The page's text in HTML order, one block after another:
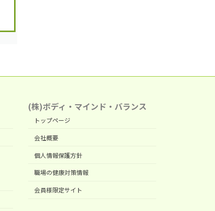
(株)ボディ・マインド・バランス
トップページ
会社概要
個人情報保護方針
職場の健康対策情報
会員様限定サイト